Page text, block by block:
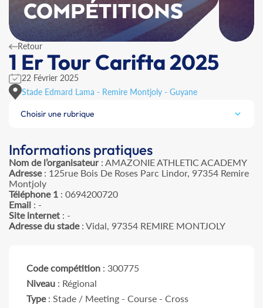
COMPÉTITIONS
Retour
1 Er Tour Carifta 2025
22 Février 2025
Stade Edmard Lama - Remire Montjoly - Guyane
Choisir une rubrique
Informations pratiques
Nom de l’organisateur: AMAZONIE ATHLETIC ACADEMY
Adresse: 125rue Bois De Roses Parc Lindor, 97354 Remire
Montjoly
Téléphone 1 : 0694200720
Email : -
Site internet : -
Adresse du stade: Vidal, 97354 REMIRE MONTJOLY
Code compétition : 300775
Niveau : Régional
Type: Stade / Meeting - Course - Cross